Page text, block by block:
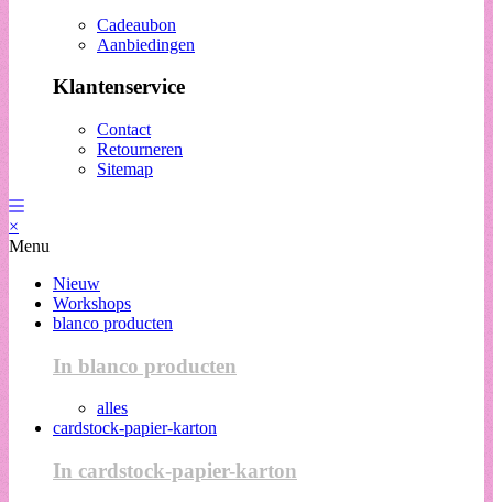
Cadeaubon
Aanbiedingen
Klantenservice
Contact
Retourneren
Sitemap
×
Menu
Nieuw
Workshops
blanco producten
In blanco producten
alles
cardstock-papier-karton
In cardstock-papier-karton